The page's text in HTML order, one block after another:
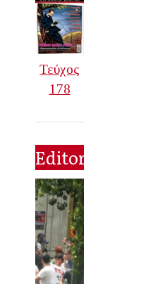
Τεύχος
178
Editorial